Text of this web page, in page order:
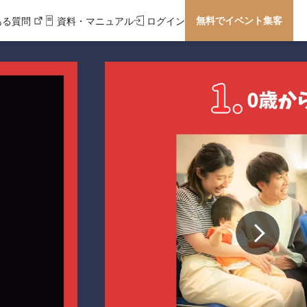
質問 資料・マニュアル ログイン 無料でイベント集客